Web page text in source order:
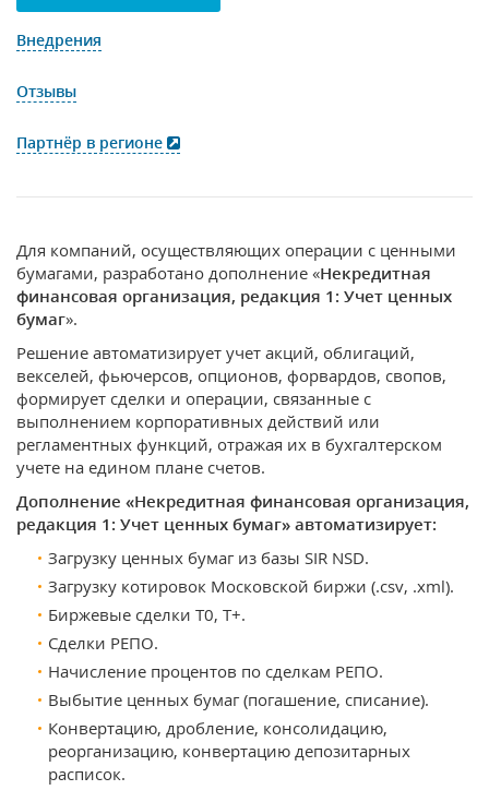
Внедрения
Отзывы
Партнёр в регионе
Для компаний, осуществляющих операции с ценными
бумагами, разработано дополнение «Некредитная
финансовая организация, редакция 1: Учет ценных
бумаг».
Решение автоматизирует учет акций, облигаций,
векселей, фьючерсов, опционов, форвардов, свопов,
формирует сделки и операции, связанные с
выполнением корпоративных действий или
регламентных функций, отражая их в бухгалтерском
учете на едином плане счетов.
Дополнение «Некредитная финансовая организация,
редакция 1: Учет ценных бумаг» автоматизирует:
Загрузку ценных бумаг из базы SIR NSD.
Загрузку котировок Московской биржи (.csv, .xml).
Биржевые сделки Т0, Т+.
Сделки РЕПО.
Начисление процентов по сделкам РЕПО.
Выбытие ценных бумаг (погашение, списание).
Конвертацию, дробление, консолидацию,
реорганизацию, конвертацию депозитарных
расписок.